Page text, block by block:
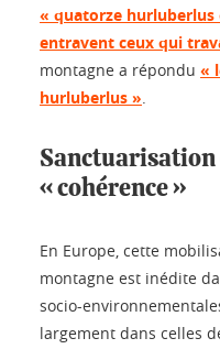
« quatorze
entravent ceux qui
montagne a répondu «
hurluberlus ».
Sanctuarisation
« cohérence »
En Europe, cette
montagne est inédite
socio-
largement dans celles